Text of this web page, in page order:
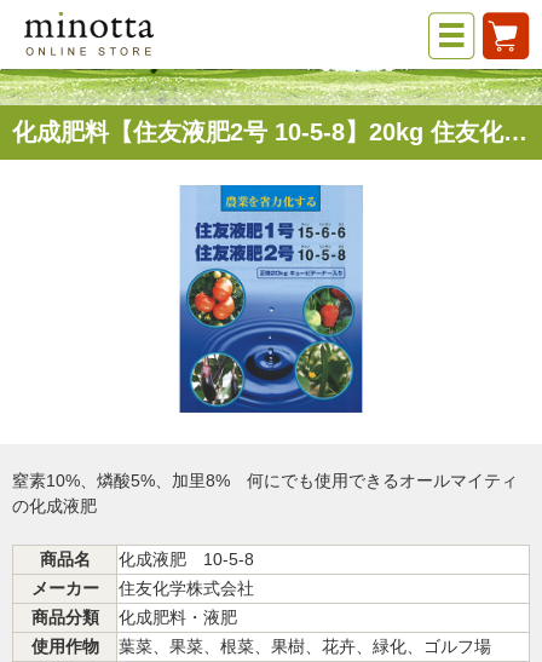
化成肥料【住友液肥2号 10-5-8】20kg 住友化学株式会社
窒素10%、燐酸5%、加里8% 何にでも使用できるオールマイティ
の化成液肥
商品名
化成液肥 10-5-8
メーカー
住友化学株式会社
商品分類
化成肥料・液肥
使用作物
葉菜、果菜、根菜、果樹、花卉、緑化、ゴルフ場